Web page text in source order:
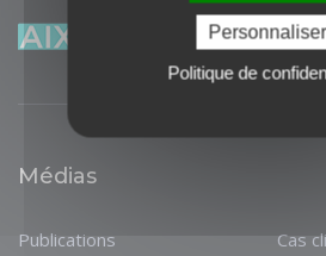
Médias
Publications
Cas
Personnaliser
Politique de